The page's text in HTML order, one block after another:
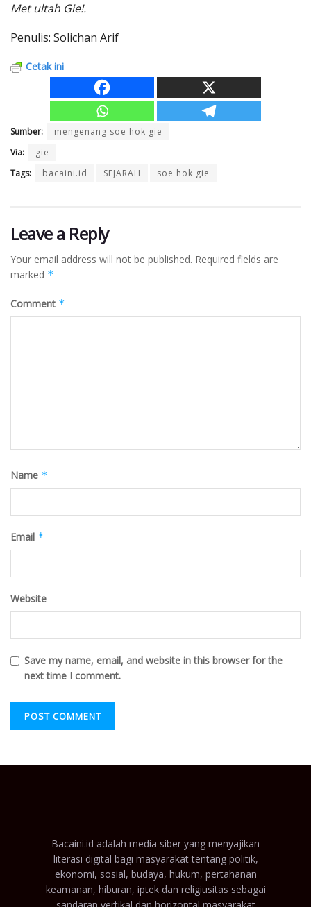
Met ultah Gie!.
Penulis: Solichan Arif
Cetak ini
Sumber:
mengenang soe hok gie
Via:
gie
Tags:
bacaini.id SEJARAH soe hok gie
Leave a Reply
Your email address will not be published. Required fields are
marked *
Comment *
Name *
Email *
Website
Save my name, email, and website in this browser for the
next time I comment.
Bacaini.id adalah media siber yang menyajikan
literasi digital bagi masyarakat tentang politik,
ekonomi, sosial, budaya, hukum, pertahanan
keamanan, hiburan, iptek dan religiusitas sebagai
sandaran vertikal dan horizontal masyarakat